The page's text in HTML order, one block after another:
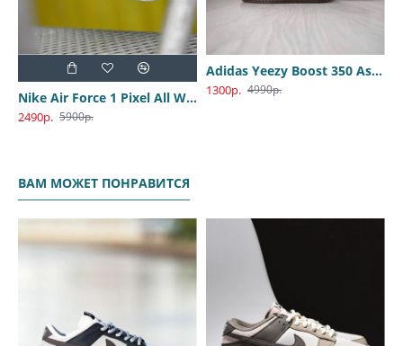
Nike Air Force 1 Pixel All White
2490р. 5900р.
Adidas Yeezy Boost 350 Ash Stone
1300р. 4990р.
ВАМ МОЖЕТ ПОНРАВИТСЯ